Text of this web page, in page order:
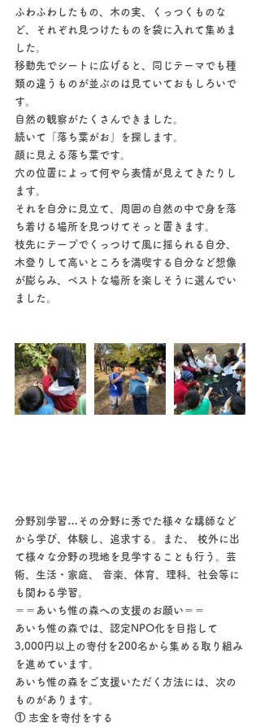
ふわふわしたもの、木の実、くっつくものな
ど、それぞれ見つけたものを袋に入れて集めま
した。
移動先でシートに広げると、同じテーマでも種
類の違うものが並ぶのは見ていておもしろいで
す。
自然の観察がたくさんできました。
続いて「落ち葉がお」を探します。
顔に見える落ち葉です。
穴の位置によって何やら表情が見えてきたりし
ます。
それを自分に見立て、周囲の自然の中で身を落
ち着ける場所を見つけてそっと置きます。
枝先にテープでくっつけて風に揺られる自分、
木登りして高いところを満喫する自分など想像
が膨らみ、ベストな場所を楽しそうに選んでい
ました。
分野別学習…その分野に秀でた様々な講師など
から学び、体験し、追求する。また、 校外に出
て様々な分野の現地を見学することも行う。芸
術、生活・家庭、 音楽、体育、理科、社会等に
も関わる学習。
＝＝あいち惟の森への支援のお願い＝＝
あいち惟の森では、認定NPO化を目指して
3,000円以上の寄付を200名から集める取り組み
を進めています。
あいち惟の森をご支援いただく方法には、次の
ものがあります。​
① 志金を寄付をする